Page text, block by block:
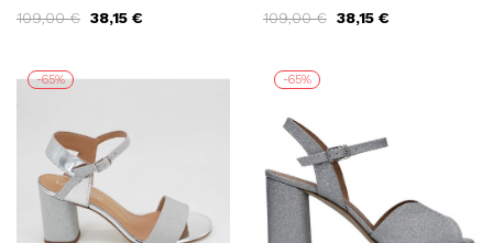
Trasversale Cipria
109,00 € 38,15 €
Argento
109,00 € 38,15 €
-65% -65%